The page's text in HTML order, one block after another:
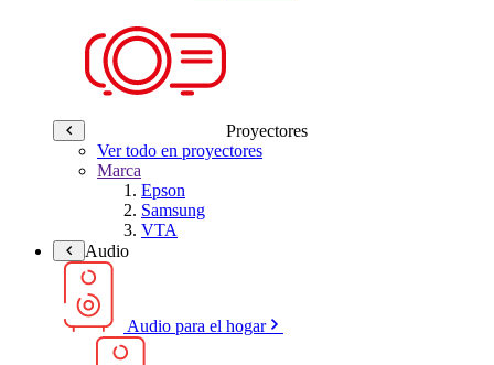
Proyectores
Ver todo en proyectores
Marca
Epson
Samsung
VTA
Audio
Audio para el hogar